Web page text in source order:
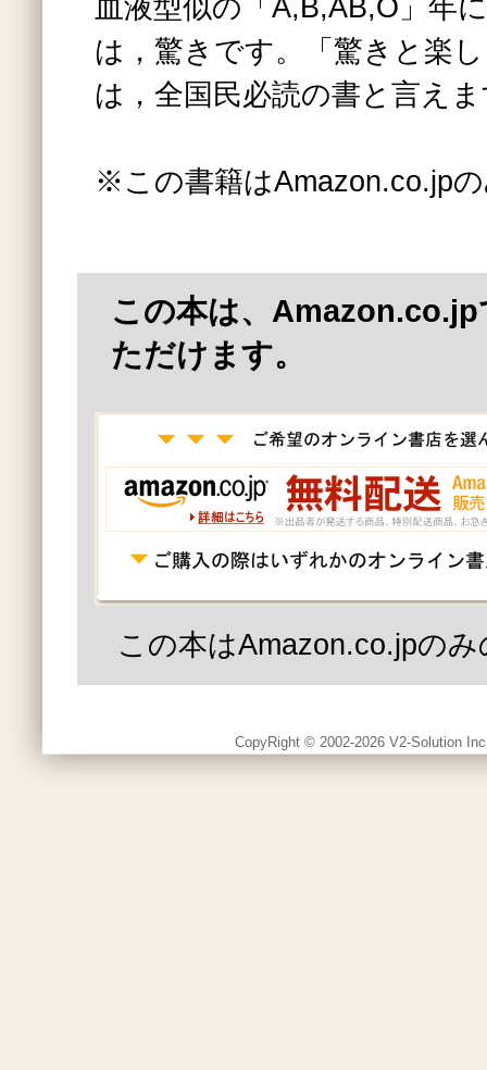
血液型似の「A,B,AB,O」年
は，驚きです。「驚きと楽
は，全国民必読の書と言え
※この書籍はAmazon.co.jp
この本は、
ただけます。
この本はAmazon.co.jpの
CopyRight © 2002-2026 V2-Solution